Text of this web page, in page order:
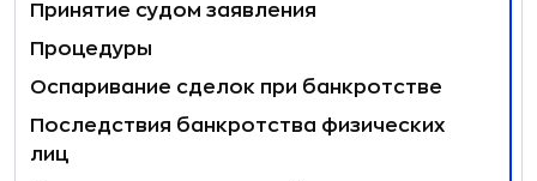
Принятие судом заявления
Процедуры
Оспаривание сделок при банкротстве
Последствия банкротства физических
лиц